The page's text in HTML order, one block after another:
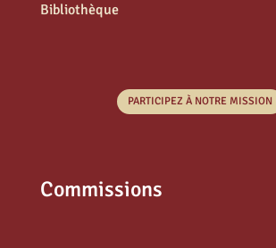
Bibliothèque
PARTICIPEZ À NOTRE MISSION
Commissions